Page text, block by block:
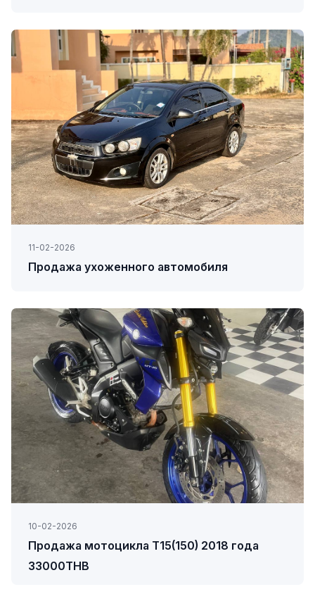
11-02-2026
Продажа ухоженного автомобиля
10-02-2026
Продажа мотоцикла Т15(150) 2018 года
33000THB